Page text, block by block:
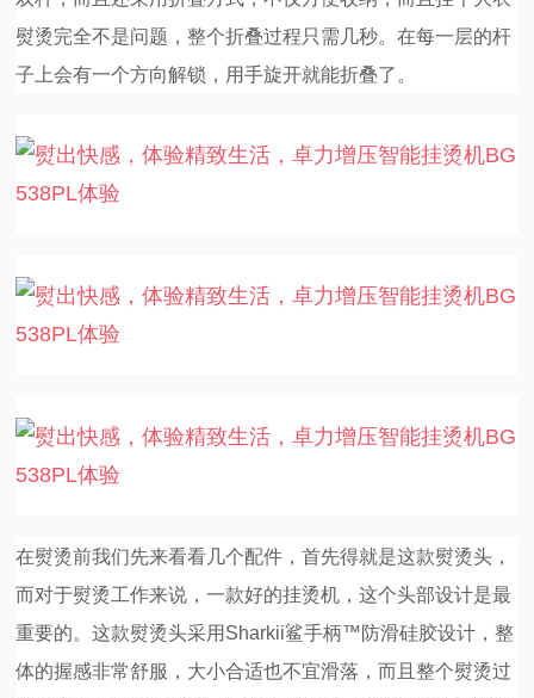
熨烫完全不是问题，整个折叠过程只需几秒。在每一层的杆
子上会有一个方向解锁，用手旋开就能折叠了。
在熨烫前我们先来看看几个配件，首先得就是这款熨烫头，
而对于熨烫工作来说，一款好的挂烫机，这个头部设计是最
重要的。这款熨烫头采用Sharkii鲨手柄™防滑硅胶设计，整
体的握感非常舒服，大小合适也不宜滑落，而且整个熨烫过